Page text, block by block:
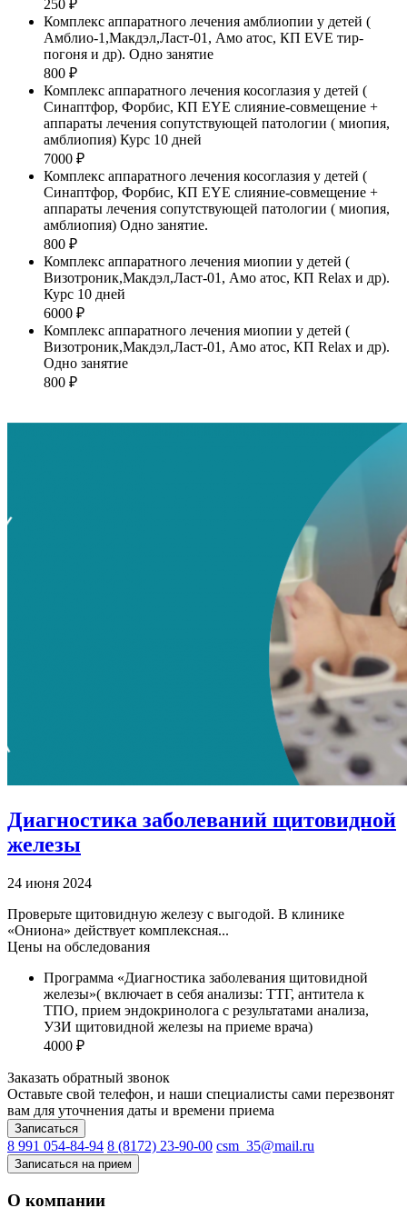
250 ₽
Комплекс аппаратного лечения амблиопии у детей (
Амблио-1,Макдэл,Ласт-01, Амо атос, КП EVE тир-
погоня и др). Одно занятие
800 ₽
Комплекс аппаратного лечения косоглазия у детей (
Синаптфор, Форбис, КП EYE слияние-совмещение +
аппараты лечения сопутствующей патологии ( миопия,
амблиопия) Курс 10 дней
7000 ₽
Комплекс аппаратного лечения косоглазия у детей (
Синаптфор, Форбис, КП EYE слияние-совмещение +
аппараты лечения сопутствующей патологии ( миопия,
амблиопия) Одно занятие.
800 ₽
Комплекс аппаратного лечения миопии у детей (
Визотроник,Макдэл,Ласт-01, Амо атос, КП Relax и др).
Курс 10 дней
6000 ₽
Комплекс аппаратного лечения миопии у детей (
Визотроник,Макдэл,Ласт-01, Амо атос, КП Relax и др).
Одно занятие
800 ₽
Диагностика заболеваний щитовидной
железы
24 июня 2024
Проверьте щитовидную железу с выгодой. В клинике
«Ониона» действует комплексная...
Цены на обследования
Программа «Диагностика заболевания щитовидной
железы»( включает в себя анализы: ТТГ, антитела к
ТПО, прием эндокринолога с результатами анализа,
УЗИ щитовидной железы на приеме врача)
4000 ₽
Заказать обратный звонок
Оставьте свой телефон, и наши специалисты сами перезвонят
вам для уточнения даты и времени приема
Записаться
8 991 054-84-94 8 (8172) 23-90-00 csm_35@mail.ru
Записаться на прием
О компании